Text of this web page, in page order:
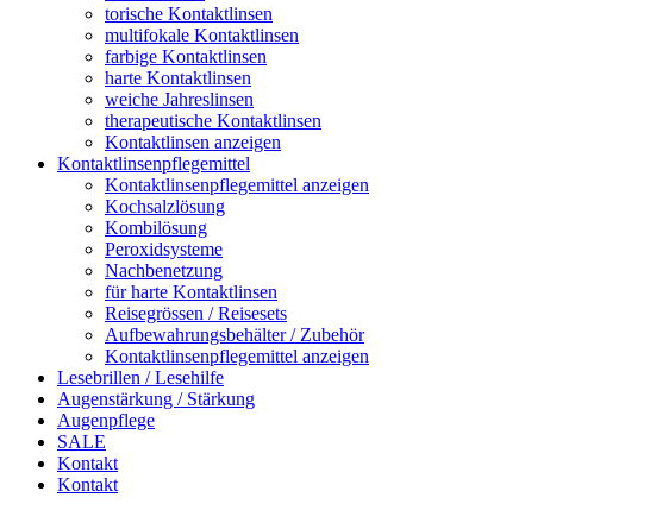
torische Kontaktlinsen
multifokale Kontaktlinsen
farbige Kontaktlinsen
harte Kontaktlinsen
weiche Jahreslinsen
therapeutische Kontaktlinsen
Kontaktlinsen anzeigen
Kontaktlinsenpflegemittel
Kontaktlinsenpflegemittel anzeigen
Kochsalzlösung
Kombilösung
Peroxidsysteme
Nachbenetzung
für harte Kontaktlinsen
Reisegrössen / Reisesets
Aufbewahrungsbehälter / Zubehör
Kontaktlinsenpflegemittel anzeigen
Lesebrillen / Lesehilfe
Augenstärkung / Stärkung
Augenpflege
SALE
Kontakt
Kontakt